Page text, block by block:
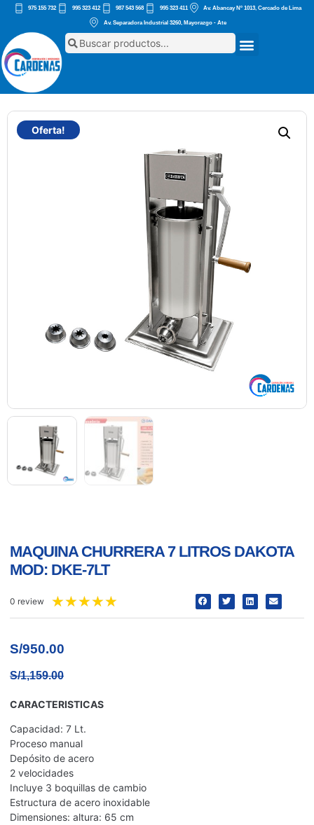
975 155 732 995 323 412 987 543 568 995 323 411 Av. Abancay Nº 1013, Cercado de Lima
Av. Separadora Industrial 3260, Mayorazgo - Ate
Oferta!
MAQUINA CHURRERA 7 LITROS DAKOTA
MOD: DKE-7LT
0 review ★★★★★
S/950.00
S/1,159.00
CARACTERISTICAS
Capacidad: 7 Lt.
Proceso manual
Depósito de acero
2 velocidades
Incluye 3 boquillas de cambio
Estructura de acero inoxidable
Dimensiones: altura: 65 cm